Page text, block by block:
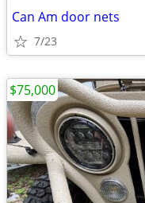
Can Am door nets
7/23
$75,000